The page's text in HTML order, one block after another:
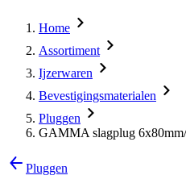
Home
Assortiment
Ijzerwaren
Bevestigingsmaterialen
Pluggen
GAMMA slagplug
Pluggen